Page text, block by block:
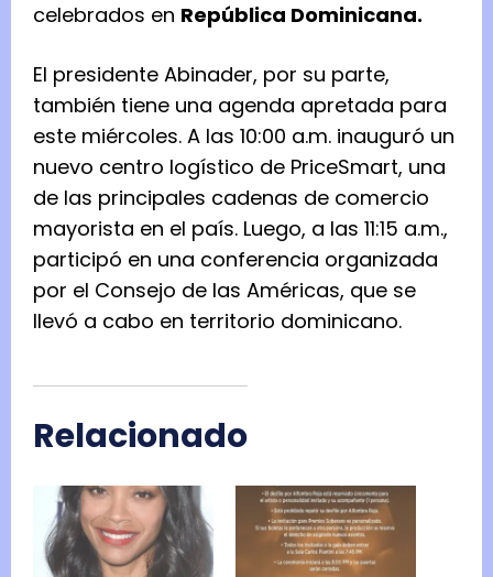
celebrados en República Dominicana.
El presidente Abinader, por su parte,
también tiene una agenda apretada para
este miércoles. A las 10:00 a.m. inauguró un
nuevo centro logístico de PriceSmart, una
de las principales cadenas de comercio
mayorista en el país. Luego, a las 11:15 a.m.,
participó en una conferencia organizada
por el Consejo de las Américas, que se
llevó a cabo en territorio dominicano.
Relacionado